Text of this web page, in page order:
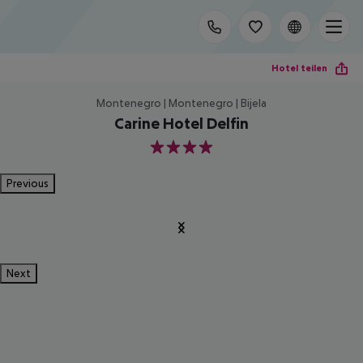
Hotel teilen
Montenegro | Montenegro | Bijela
Carine Hotel Delfin
4
Previous
Next